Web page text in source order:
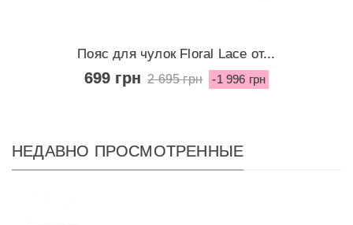
Пояс для чулок Floral Lace от...
699 грн 2 695 грн -1 996 грн
НЕДАВНО ПРОСМОТРЕННЫЕ